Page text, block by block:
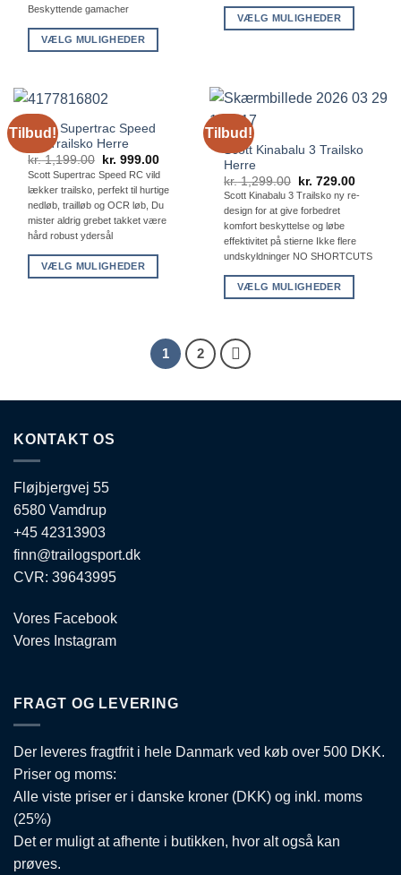
Beskyttende gamacher
VÆLG MULIGHEDER
har
flere
varianter.
Mulighederne
kan
vælges
på
varesiden
VÆLG MULIGHEDER
flere
varianter.
Mulighederne
kan
vælges
på
varesiden
Tilbud!
Scott Supertrac Speed
RC Trailsko Herre
kr.1,199.00 Den
oprindelige
pris
var:
kr. 1,199.00.
kr. 999.00Den
aktuelle
pris
er:
kr. 999.00.
Scott Supertrac Speed RC vild
lækker trailsko, perfekt til hurtige
nedløb, trailløb og OCR løb, Du
mister aldrig grebet takket være
hård robust ydersål
VÆLG MULIGHEDER
kan
på
Tilbud!
Scott Kinabalu 3 Trailsko
Herre
kr.1,299.00 Den
oprindelige
pris
var:
kr. 1,299.00.
kr. 729.00Den
aktuelle
Scott Kinabalu 3 Trailsko ny re-
design for at give forbedret
komfort beskyttelse og løbe
effektivitet på stierne Ikke flere
undskyldninger NO SHORTCUTS
VÆLG MULIGHEDER
har
flere
Mulighederne
1 2
KONTAKT OS
Fløjbjergvej 55
6580 Vamdrup
+45 42313903
finn@trailogsport.dk
CVR: 39643995
Vores Facebook
Vores Instagram
FRAGT OG LEVERING
Der leveres fragtfrit i hele Danmark ved køb over 500 DKK.
Priser og moms:
Alle viste priser er i danske kroner (DKK) og inkl. moms
(25%)
Det er muligt at afhente i butikken, hvor alt også kan
prøves.